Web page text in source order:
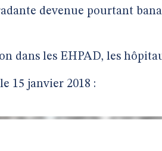
devenue pourtant
dans les EHPAD, les
15 janvier 2018 :